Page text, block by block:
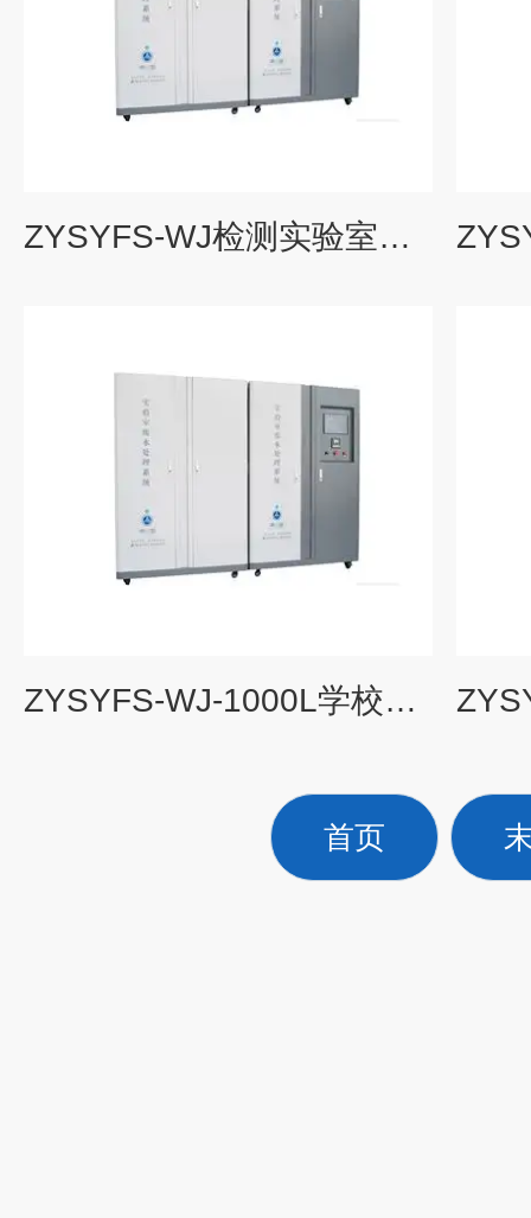
ZYSYFS-WJ检测实验室无机废水污水处理设备系统
ZYSYFS-WJ-1000L学校工厂实验无机废水处理设备
首页